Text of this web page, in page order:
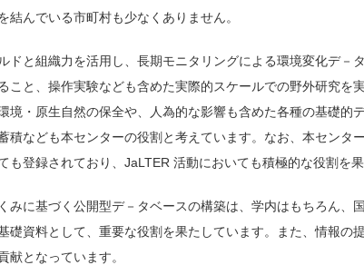
結んでいる市町村も少なくありません。
ドと組織力を活用し、長期モニタリングによる環境変化デ
こと、操作実験なども含めた実際的スケールでの野外研究
境・原生自然の保全や、人為的な影響も含めた各種の基礎
積なども本センターの役割と考えています。なお、本セン
も登録されており、JaLTER 活動においても積極的な役割を果
みに基づく公開型デ－タベースの構築は、学内はもちろん
礎資料として、重要な役割を果たしています。また、情報
献となっています。